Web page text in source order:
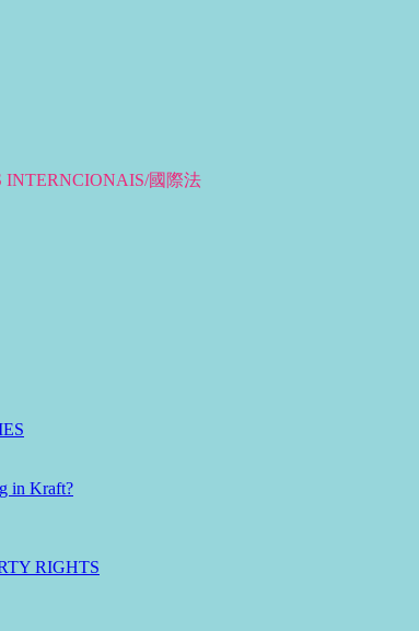
INTERNCIONAIS/國際法
in Kraft?
RIGHTS